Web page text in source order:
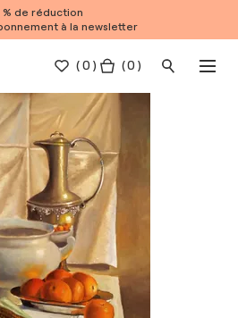
% de réduction
à la newsletter
(0 ) ( 0 )